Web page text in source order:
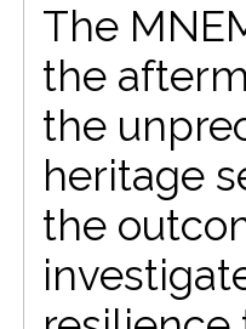
The
the
the
heritage
the